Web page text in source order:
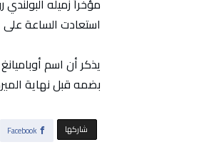
مؤخراً زميله
استعادت الساعة
يذكر أن اسم
بضمه قبل نهاية
‫‫ شاركها‬ Facebook